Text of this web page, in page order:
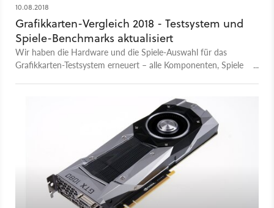
10.08.2018
Grafikkarten-Vergleich 2018 - Testsystem und
Spiele-Benchmarks aktualisiert
Wir haben die Hardware und die Spiele-Auswahl für das
Grafikkarten-Testsystem erneuert – alle Komponenten, Spiele